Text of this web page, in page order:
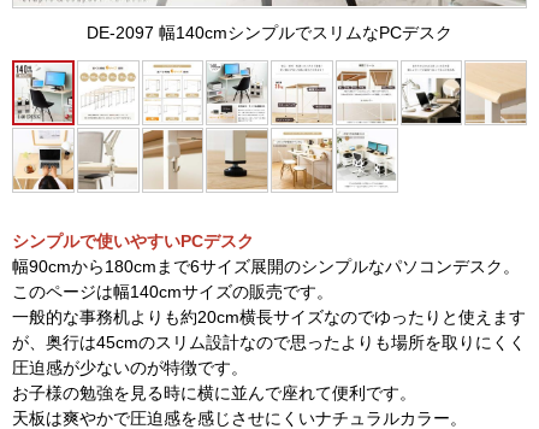
DE-2097 幅140cmシンプルでスリムなPCデスク
シンプルで使いやすいPCデスク
幅90cmから180cmまで6サイズ展開のシンプルなパソコンデスク。
このページは幅140cmサイズの販売です。
一般的な事務机よりも約20cm横長サイズなのでゆったりと使えます
が、奥行は45cmのスリム設計なので思ったよりも場所を取りにくく
圧迫感が少ないのが特徴です。
お子様の勉強を見る時に横に並んで座れて便利です。
天板は爽やかで圧迫感を感じさせにくいナチュラルカラー。